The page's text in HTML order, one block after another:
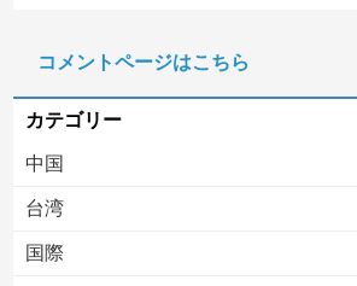
中国の海水浴場の映像があまりにも
コメントページはこちら
カテゴリー
中国
台湾
国際